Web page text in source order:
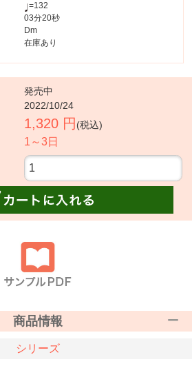
=132
03分20秒
Dm
在庫あり
発売中
2022/10/24
1,320 円 (税込)
1～3日
商品情報
シリーズ